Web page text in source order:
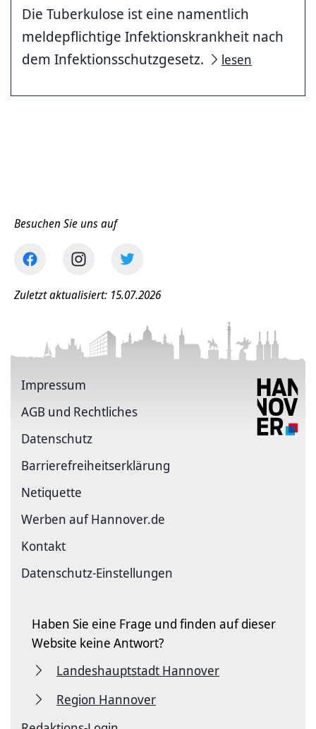
Die Tuberkulose ist eine namentlich
meldepflichtige Infektionskrankheit nach
dem Infektionsschutzgesetz.
lesen
Besuchen Sie uns auf
Zuletzt aktualisiert: 15.07.2026
Impressum
AGB und Rechtliches
Datenschutz
Barriere­freiheits­erklärung
Netiquette
Werben auf Hannover.de
Kontakt
Datenschutz-Einstellungen
Haben Sie eine Frage und finden auf dieser
Website keine Antwort?
Landeshauptstadt Hannover
Region Hannover